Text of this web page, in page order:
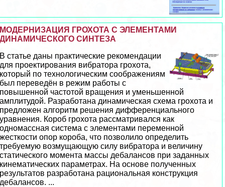
МОДЕРНИЗАЦИЯ ГРОХОТА С ЭЛЕМЕНТАМИ
ДИНАМИЧЕСКОГО СИНТЕЗА
В статье даны пpaктические рекомендации
для проектирования вибратора грохота,
который по технологическим соображениям
был переведён в режим работы с
повышенной частотой вращения и уменьшенной
амплитудой. Разработана динамическая схема грохота и
предложен алгоритм решения дифференциального
уравнения. Короб грохота рассматривался как
одномассная система с элементами переменной
жесткости опор короба, что позволило определить
требуемую возмущающую силу вибратора и величину
статического момента массы дeбaлансов при заданных
кинематических параметрах. На основе полученных
результатов разработана рациональная конструкция
дeбaлансов. ...